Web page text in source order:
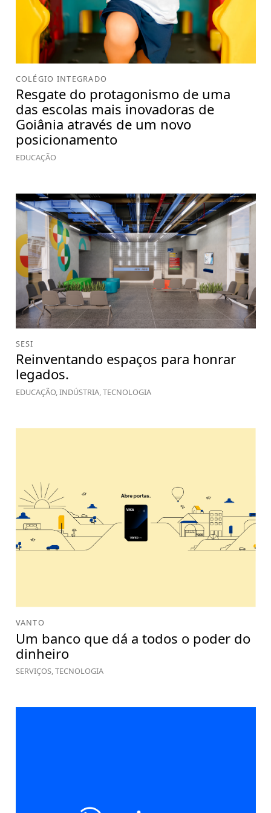
COLÉGIO INTEGRADO
Resgate do protagonismo de uma
das escolas mais inovadoras de
Goiânia através de um novo
posicionamento
EDUCAÇÃO
SESI
Reinventando espaços para honrar
legados.
EDUCAÇÃO, INDÚSTRIA, TECNOLOGIA
VANTO
Um banco que dá a todos o poder do
dinheiro
SERVIÇOS, TECNOLOGIA